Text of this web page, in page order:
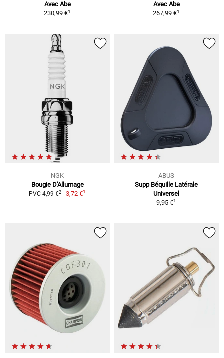
Avec Abe
230,99 €1
Avec Abe
267,99 €1
NGK
Bougie D'Allumage
PVC 4,99 €2 3,72 €1
ABUS
Supp Béquille Latérale
Universel
9,95 €1